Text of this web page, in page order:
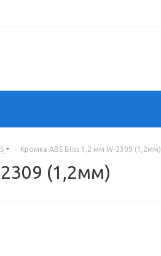
- Кромка ABS Bliss 1,2 мм W-2309 (1,2мм)
(1,2мм)